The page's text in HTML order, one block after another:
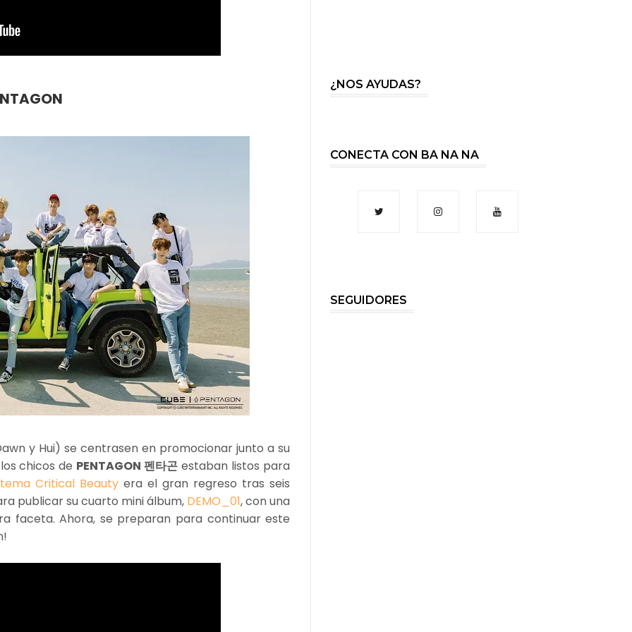
y Hui) se centrasen en promocionar junto a su
chicos de PENTAGON 펜타곤 estaban listos para
Critical Beauty era el gran regreso tras seis
publicar su cuarto mini álbum, DEMO_01, con una
faceta. Ahora, se preparan para continuar este
¿NOS AYUDAS?
CONECTA CON BA NA NA
SEGUIDORES